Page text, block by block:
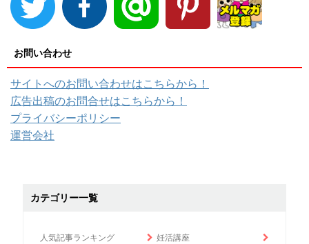
お問い合わせ
サイトへのお問い合わせはこちらから！
広告出稿のお問合せはこちらから！
プライバシーポリシー
運営会社
カテゴリー一覧
人気記事ランキング 妊活講座